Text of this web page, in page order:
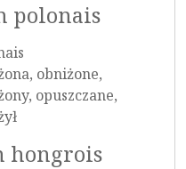
polonais
obniżone,
opuszczane,
hongrois